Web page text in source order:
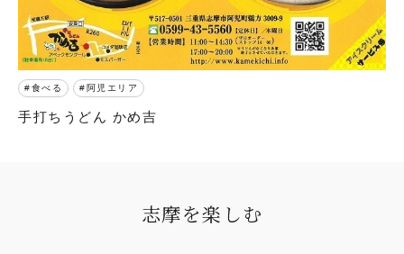
食べる 阿児エリア
手打ちうどん かめ吉
志摩を楽しむ